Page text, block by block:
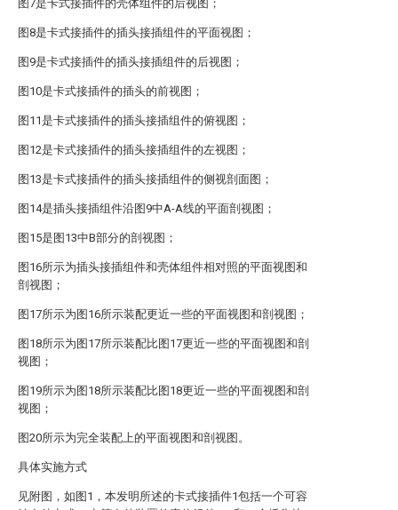
图7是卡式接插件的壳体组件的后视图；
图8是卡式接插件的插头接插组件的平面视图；
图9是卡式接插件的插头接插组件的后视图；
图10是卡式接插件的插头的前视图；
图11是卡式接插件的插头接插组件的俯视图；
图12是卡式接插件的插头接插组件的左视图；
图13是卡式接插件的插头接插组件的侧视剖面图；
图14是插头接插组件沿图9中A-A线的平面剖视图；
图15是图13中B部分的剖视图；
图16所示为插头接插组件和壳体组件相对照的平面视图和
剖视图；
图17所示为图16所示装配更近一些的平面视图和剖视图；
图18所示为图17所示装配比图17更近一些的平面视图和剖
视图；
图19所示为图18所示装配比图18更近一些的平面视图和剖
视图；
图20所示为完全装配上的平面视图和剖视图。
具体实施方式
见附图，如图1，本发明所述的卡式接插件1包括一个可容